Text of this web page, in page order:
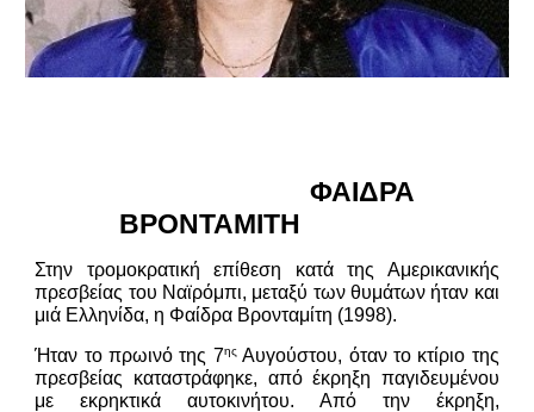
ΦΑΙΔΡΑ
ΒΡΟΝΤΑΜΙΤΗ
Στην τρομοκρατική επίθεση κατά της Αμερικανικής
πρεσβείας του Ναϊρόμπι, μεταξύ των θυμάτων ήταν και
μιά Ελληνίδα, η Φαίδρα Βρονταμίτη (1998).
Ήταν το πρωινό της 7ηςΑυγούστου, όταν το κτίριο της
πρεσβείας καταστράφηκε, από έκρηξη παγιδευμένου
με εκρηκτικά αυτοκινήτου. Από την έκρηξη,